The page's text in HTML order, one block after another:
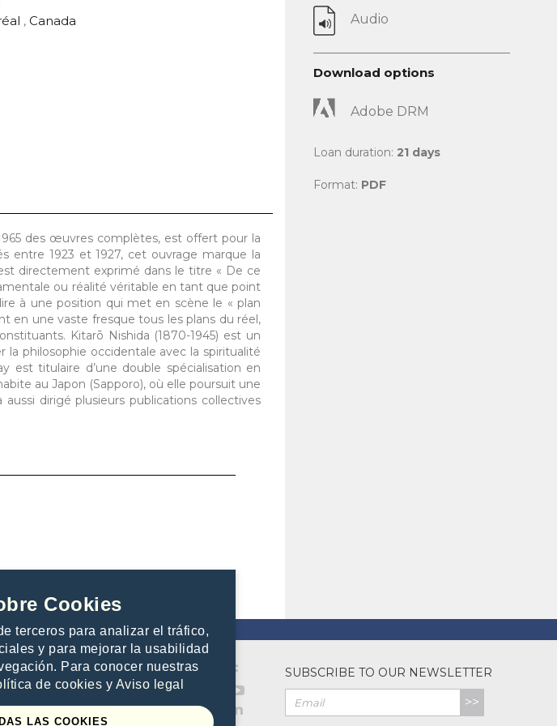
Cookies
terceros para analizar el tráfico,
y para mejorar la usabilidad
Para conocer nuestras
de cookies y Aviso legal
LAS COOKIES
, Canada
des œuvres complètes, est offert pour la
entre 1923 et 1927, cet ouvrage marque la
directement exprimé dans le titre « De ce
ou réalité véritable en tant que point
à une position qui met en scène le « plan
en une vaste fresque tous les plans du réel,
Kitarō Nishida (1870-1945) est un
la philosophie occidentale avec la spiritualité
est titulaire d’une double spécialisation en
au Japon (Sapporo), où elle poursuit une
dirigé plusieurs publications collectives
Audio
Download options
Adobe DRM
Loan duration: 21 days
Format: PDF
Contacto
Help
SUBSCRIBE TO OUR NEWSLETTER
>>